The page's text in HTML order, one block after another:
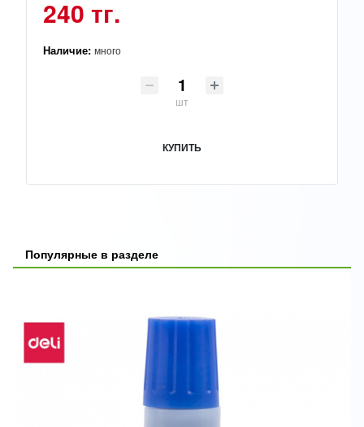
240 тг.
Наличие: много
шт
КУПИТЬ
Популярные в разделе